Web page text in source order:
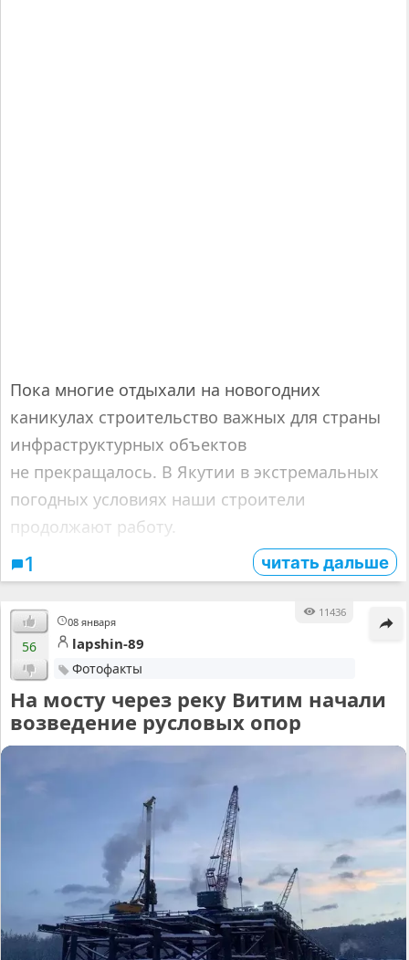
Пока многие отдыхали на новогодних
каникулах строительство важных для страны
инфраструктурных объектов
не прекращалось. В Якутии в экстремальных
погодных условиях наши строители
продолжают работу.
1 читать дальше
08 января
11436
56 lapshin-89
Фотофакты
На мосту через реку Витим начали
возведение русловых опор